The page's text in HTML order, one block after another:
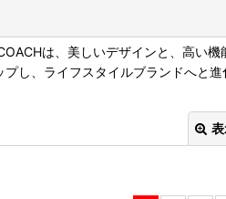
は、美しいデザインと、高い
し、ライフスタイルブランドへ